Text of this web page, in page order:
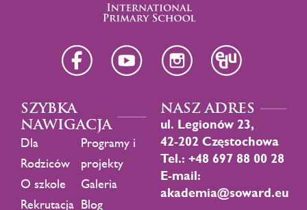
SZYBKA
NAWIGACJA
Dla
Rodziców
O szkole
Rekrutacja
Programy i
projekty
Galeria
Blog
NASZ ADRES
ul. Legionów 23,
42-202 Częstochowa
Tel.: +48 697 88 00 28
E-mail:
akademia@soward.eu